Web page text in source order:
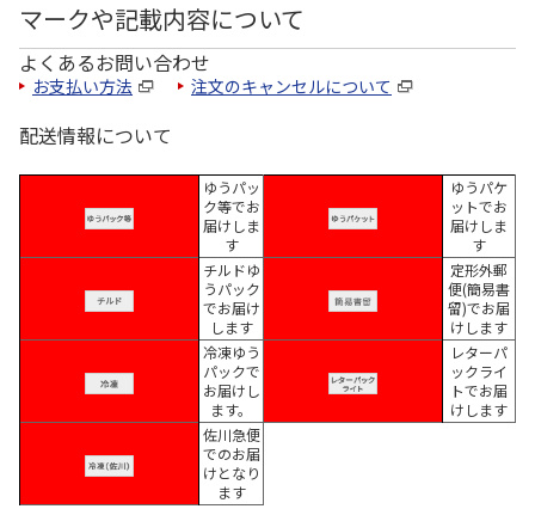
マークや記載内容について
よくあるお問い合わせ
お支払い方法 注文のキャンセルについて
配送情報について
ゆうパッ
ク等でお
届けしま
す
ゆうパケ
ットでお
届けしま
す
チルドゆ
うパック
でお届け
します
定形外郵
便(簡易書
留)でお届
けします
冷凍ゆう
パックで
お届けし
ます。
レターパ
ックライ
トでお届
けします
佐川急便
でのお届
けとなり
ます